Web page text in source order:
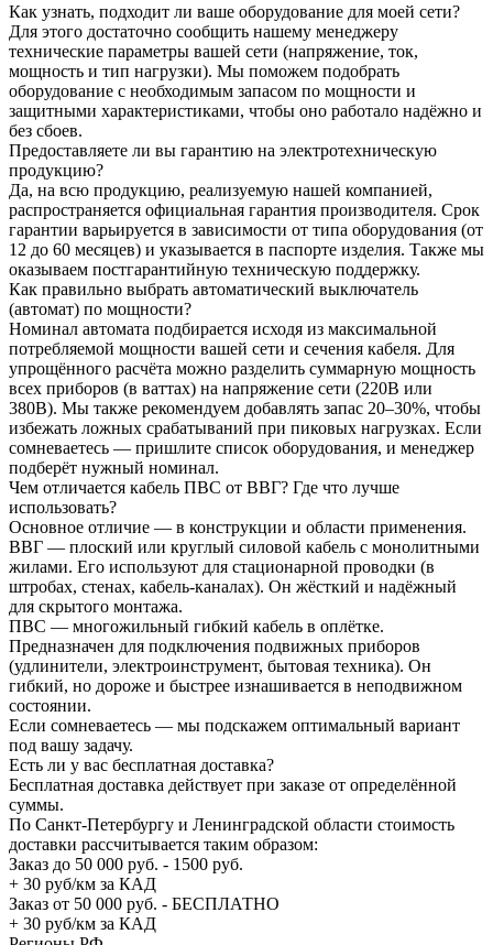
Как узнать, подходит ли ваше оборудование для моей сети?
Для этого достаточно сообщить нашему менеджеру
технические параметры вашей сети (напряжение, ток,
мощность и тип нагрузки). Мы поможем подобрать
оборудование с необходимым запасом по мощности и
защитными характеристиками, чтобы оно работало надёжно и
без сбоев.
Предоставляете ли вы гарантию на электротехническую
продукцию?
Да, на всю продукцию, реализуемую нашей компанией,
распространяется официальная гарантия производителя. Срок
гарантии варьируется в зависимости от типа оборудования (от
12 до 60 месяцев) и указывается в паспорте изделия. Также мы
оказываем постгарантийную техническую поддержку.
Как правильно выбрать автоматический выключатель
(автомат) по мощности?
Номинал автомата подбирается исходя из максимальной
потребляемой мощности вашей сети и сечения кабеля. Для
упрощённого расчёта можно разделить суммарную мощность
всех приборов (в ваттах) на напряжение сети (220В или
380В). Мы также рекомендуем добавлять запас 20–30%, чтобы
избежать ложных срабатываний при пиковых нагрузках. Если
сомневаетесь — пришлите список оборудования, и менеджер
подберёт нужный номинал.
Чем отличается кабель ПВС от ВВГ? Где что лучше
использовать?
Основное отличие — в конструкции и области применения.
ВВГ — плоский или круглый силовой кабель с монолитными
жилами. Его используют для стационарной проводки (в
штробах, стенах, кабель-каналах). Он жёсткий и надёжный
для скрытого монтажа.
ПВС — многожильный гибкий кабель в оплётке.
Предназначен для подключения подвижных приборов
(удлинители, электроинструмент, бытовая техника). Он
гибкий, но дороже и быстрее изнашивается в неподвижном
состоянии.
Если сомневаетесь — мы подскажем оптимальный вариант
под вашу задачу.
Есть ли у вас бесплатная доставка?
Бесплатная доставка действует при заказе от определённой
суммы.
По Санкт-Петербургу и Ленинградской области стоимость
доставки рассчитывается таким образом:
Заказ до 50 000 руб. - 1500 руб.
+ 30 руб/км за КАД
Заказ от 50 000 руб. - БЕСПЛАТНО
+ 30 руб/км за КАД